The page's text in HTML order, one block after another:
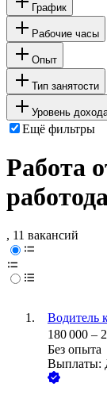
График
Рабочие часы
Опыт
Тип занятости
Уровень
Ещё фильтры
Работа
, 11 вакансий
Водитель
180 000 –
Без опыта
Выплаты: